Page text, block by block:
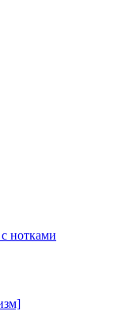
нотками